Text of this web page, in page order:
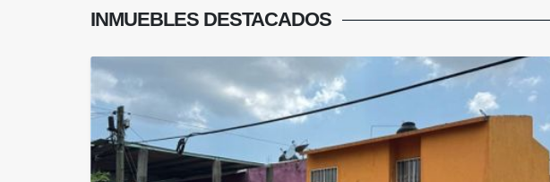
INMUEBLES DESTACADOS